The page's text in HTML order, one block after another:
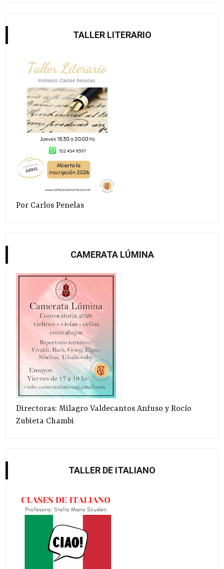
TALLER LITERARIO
Por Carlos Penelas
CAMERATA LÚMINA
Directoras: Milagro Valdecantos Anfuso y Rocío
Zubieta Chambi
TALLER DE ITALIANO